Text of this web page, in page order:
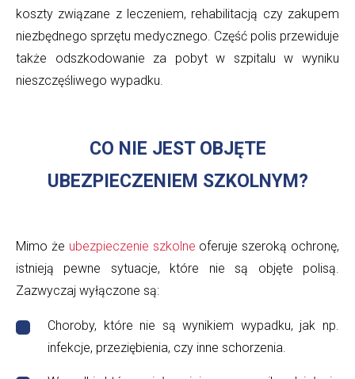
koszty związane z leczeniem, rehabilitacją czy zakupem
niezbędnego sprzętu medycznego. Część polis przewiduje
także odszkodowanie za pobyt w szpitalu w wyniku
nieszczęśliwego wypadku.
CO NIE JEST OBJĘTE
UBEZPIECZENIEM SZKOLNYM?
Mimo że ubezpieczenie szkolne oferuje szeroką ochronę,
istnieją pewne sytuacje, które nie są objęte polisą.
Zazwyczaj wyłączone są:
Choroby, które nie są wynikiem wypadku, jak np.
infekcje, przeziębienia, czy inne schorzenia.